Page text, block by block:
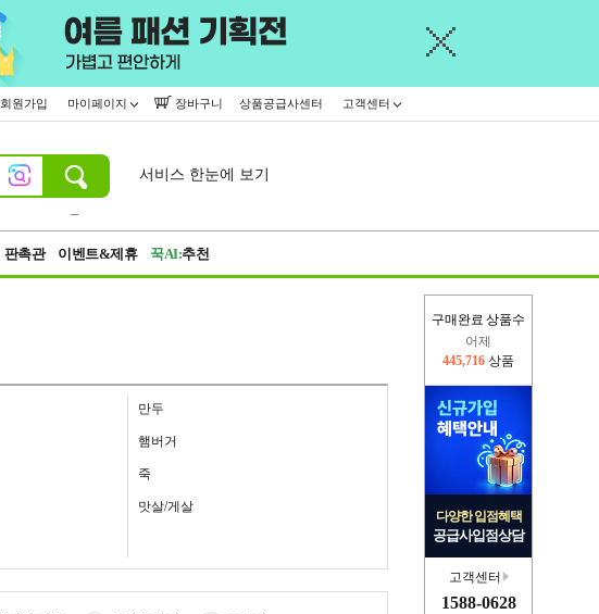
회원가입 마이페이지 장바구니 상품공급사센터 고객센터
서비스 한눈에 보기
판촉관 이벤트&제휴 꾹AI:추천
구매완료 상품수
오늘(현재)
14,371 상품
다양한 입점혜택
공급사입점상담
고객센터
1588-0628
만두
햄버거
죽
맛살/게살